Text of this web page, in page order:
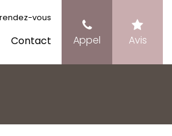
rendez-vous
Contact Appel Avis